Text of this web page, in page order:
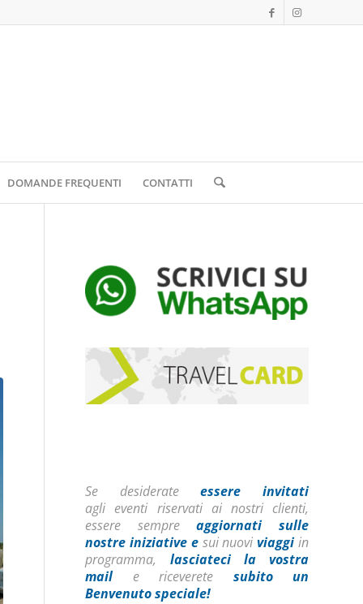
DOMANDE FREQUENTI CONTATTI
Se desiderateessere invitati
agli eventi riservati ai nostri clienti,
essere sempreaggiornati sulle
nostre iniziative esui nuoviviaggi in
programma, lasciateci la vostra
mail e riceverete subito un
Benvenuto speciale!